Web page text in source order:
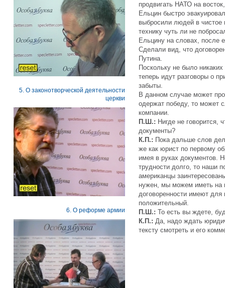
5. О законотворческой деятельности
церкви
6. О реформе армии
продвигать НАТО на
Ельцин быстро
выбросили людей в
технику чуть ли не
Ельцину на словах, после
Сделали вид, что
Путина.
Поскольку не было
теперь идут разговоры о
забыты.
В данном случае может
одержат победу, то может
компании.
П.Ш.: Нигде не говорится,
документы?
К.П.: Пока дальше слов
же как юрист по первому
имея в руках документов.
трудности долго, то наши
американцы
нужен, мы можем иметь на
договоренности имеют для
положительный.
П.Ш.: То есть вы ждете,
К.П.: Да, надо ждать
тексту смотреть и его